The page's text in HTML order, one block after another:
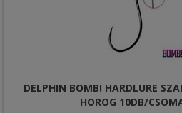
DELPHIN BOMB! HARDLURE
HOROG 10DB/